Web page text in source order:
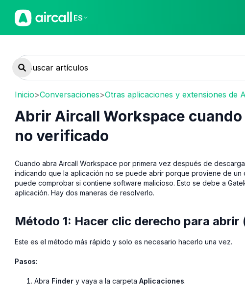
ES
Inicio>Conversaciones>Otras aplicaciones y extensiones de
Abrir Aircall Workspace cuando
no verificado
Cuando abra Aircall Workspace por primera vez después de
indicando que la aplicación no se puede abrir porque proviene de
puede comprobar si contiene software malicioso. Esto se debe a
aplicación. Hay dos maneras de resolverlo.
Método 1: Hacer clic derecho para abrir
Este es el método más rápido y solo es necesario hacerlo una vez.
Pasos:
Abra Finder y vaya a la carpeta Aplicaciones.